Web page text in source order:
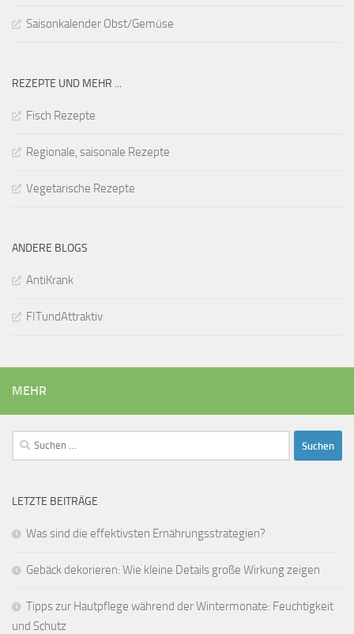
Saisonkalender Obst/Gemüse
REZEPTE UND MEHR ...
Fisch Rezepte
Regionale, saisonale Rezepte
Vegetarische Rezepte
ANDERE BLOGS
AntiKrank
FITundAttraktiv
MEHR
Suchen
nach:
LETZTE BEITRÄGE
Was sind die effektivsten Ernährungsstrategien?
Gebäck dekorieren: Wie kleine Details große Wirkung zeigen
Tipps zur Hautpflege während der Wintermonate: Feuchtigkeit
und Schutz